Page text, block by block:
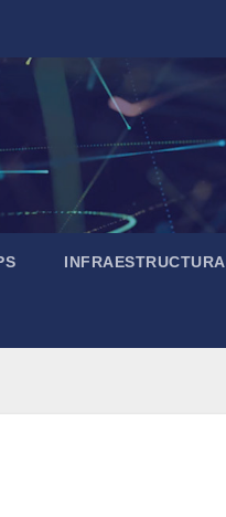
INFRAESTRUCTURA